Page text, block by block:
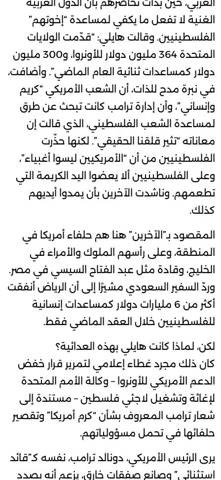
الغنية لا تفعل ما يكفي لمساعدة “إخوتهم”
الفلسطينيين. وقالت هايلي: “قدّمت الولايات
المتحدة 364 مليون دولار للأونروا، و300 مليون
دولار كمساعدات ثنائية العام الماضي”. وأضافت،
في نبرة مدح للذات، أن الشعب الأمريكي “كريم
وإنساني”، وأن إدارة ترامب كانت تبحث عن طرق
لمساعدة الشعب الفلسطيني، الذي قالت إن
معاناته “تثير قلقنا الحقيقي”. لكنها حذّرت
الفلسطينيين من أن “الأمريكيين ليسوا أغبياء”،
وعلى الفلسطينيين ألا يعضوا اليد الكريمة التي
تطعمهم. وناشدت الآخرين بأن يمدوا أيديهم
كذلك.
المقصود بـ”الآخرين” هنا هم حلفاء أمريكا في
المنطقة، وعلى رأسهم الملوك والأمراء في
الخليج، وقادة مثل عبد الفتاح السيسي في مصر.
وردّ السفير السعودي مشيرًا إلى أن الرياض أنفقت
أكثر من 6 مليارات دولار كمساعدات إنسانية
للفلسطينيين خلال العقد الماضي فقط.
لكن، لماذا كانت هايلي بهذه العدائية؟
كان ذلك مجرد غطاء إعلامي لتمرير قرار خفض
الدعم الأمريكي للأونروا – وكالة الأمم المتحدة
لإغاثة وتشغيل لاجئي فلسطين – مستندة إلى
شعار ترامب المعروف بشأن “كرم أمريكا” وتقصير
حلفائها في تحمل مسؤولياتهم.
يرى الرئيس الأمريكي، دونالد ترامب، نفسه كـ”قائد
استثنائي” وصانع صفقات خارق، يزعم أنه بصدد